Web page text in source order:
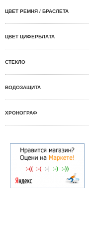
ЦВЕТ РЕМНЯ / БРАСЛЕТА
ЦВЕТ ЦИФЕРБЛАТА
СТЕКЛО
ВОДОЗАЩИТА
ХРОНОГРАФ